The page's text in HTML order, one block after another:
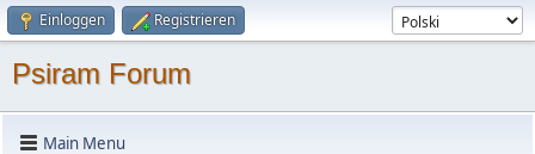
Einloggen Registrieren
Psiram Forum
Main Menu